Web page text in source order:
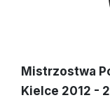
Mistrzostwa
Kielce 2012 -